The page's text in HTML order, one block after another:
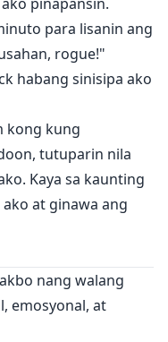
para lisanin ang
rogue!"
habang sinisipa ako
kong kung
tutuparin nila
Kaya sa kaunting
at ginawa ang
nang walang
emosyonal, at